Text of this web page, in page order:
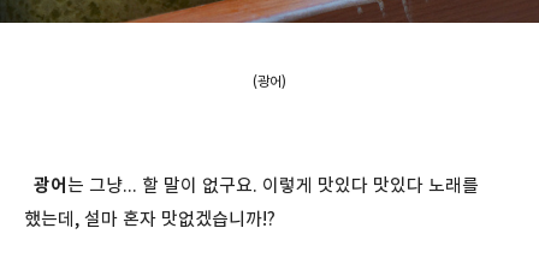
(광어)
광어 는 그냥... 할 말이 없구요. 이렇게 맛있다 맛있다 노래를
했는데, 설마 혼자 맛없겠습니까!?